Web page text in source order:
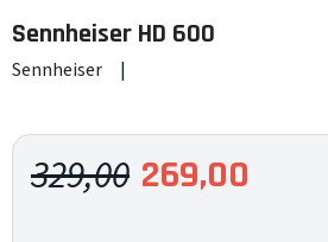
Sennheiser HD 600
Sennheiser |
329,00 269,00